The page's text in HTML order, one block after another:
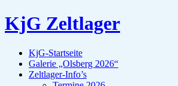
KjG Zeltlager
KjG-Startseite
Galerie „Olsberg 2026“
Zeltlager-Info’s